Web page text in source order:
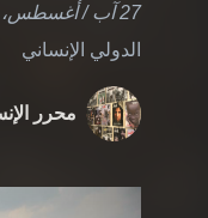
27 آب / أغسطس، 2019
الدولي الإنساني
محرر